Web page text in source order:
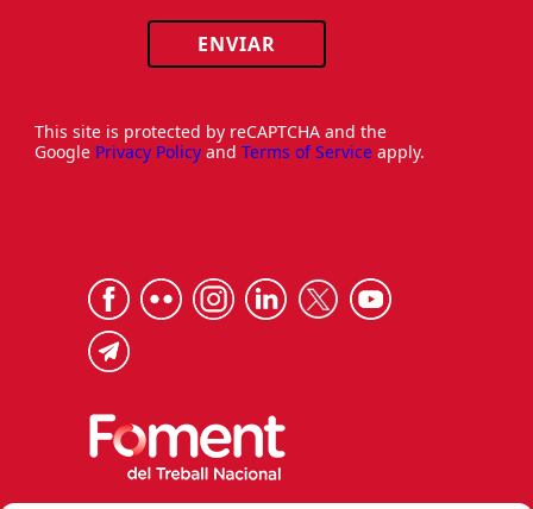
ENVIAR
This site is protected by reCAPTCHA and the
Google Privacy Policy and Terms of Service apply.